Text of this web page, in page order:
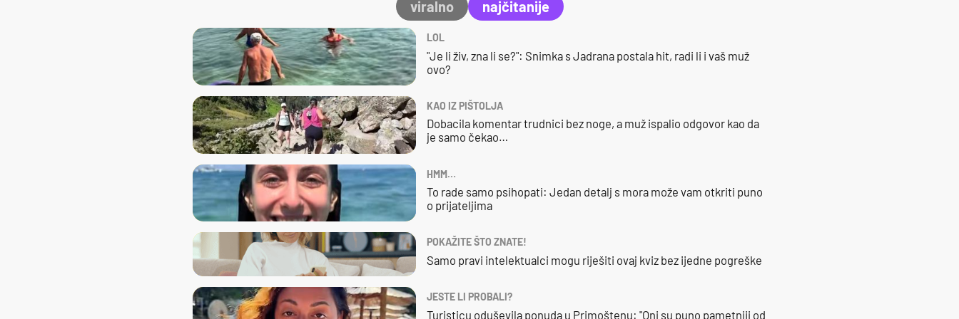
viralno najčitanije
LOL
"Je li živ, zna li se?": Snimka s Jadrana postala hit, radi li i vaš muž
ovo?
KAO IZ PIŠTOLJA
Dobacila komentar trudnici bez noge, a muž ispalio odgovor kao da
je samo čekao…
HMM…
To rade samo psihopati: Jedan detalj s mora može vam otkriti puno
o prijateljima
POKAŽITE ŠTO ZNATE!
Samo pravi intelektualci mogu riješiti ovaj kviz bez ijedne pogreške
JESTE LI PROBALI?
Turisticu oduševila ponuda u Primoštenu: "Oni su puno pametniji od